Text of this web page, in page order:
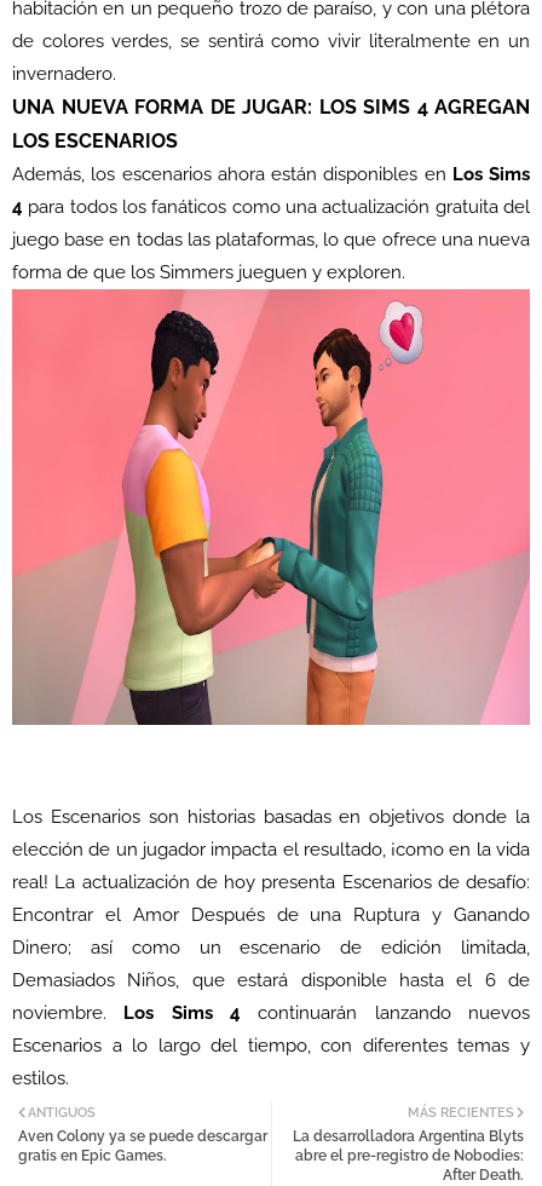
habitación en un pequeño trozo de paraíso, y con una plétora
de colores verdes, se sentirá como vivir literalmente en un
invernadero.
UNA NUEVA FORMA DE JUGAR: LOS SIMS 4 AGREGAN
LOS ESCENARIOS
Además, los escenarios ahora están disponibles en Los Sims
4 para todos los fanáticos como una actualización gratuita del
juego base en todas las plataformas, lo que ofrece una nueva
forma de que los Simmers jueguen y exploren.
Los Escenarios son historias basadas en objetivos donde la
elección de un jugador impacta el resultado, ¡como en la vida
real! La actualización de hoy presenta Escenarios de desafío:
Encontrar el Amor Después de una Ruptura y Ganando
Dinero; así como un escenario de edición limitada,
Demasiados Niños, que estará disponible hasta el 6 de
noviembre. Los Sims 4 continuarán lanzando nuevos
Escenarios a lo largo del tiempo, con diferentes temas y
estilos.
MÁS RECIENTES
La desarrolladora Argentina Blyts
abre el pre-registro de Nobodies:
After Death.
ANTIGUOS
Aven Colony ya se puede descargar
gratis en Epic Games.